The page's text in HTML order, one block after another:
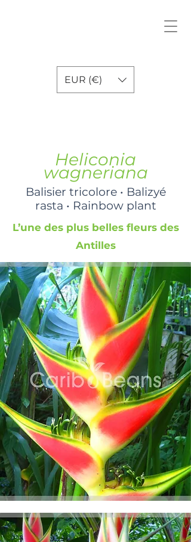
EUR (€)
Heliconia
wagneriana
Balisier tricolore • Balizyé
rasta • Rainbow plant
L’une des plus belles fleurs des
Antilles